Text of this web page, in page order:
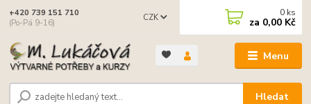
Menu
CZK
Hledat
+420 739 151 710
(Po-Pá 9-16)
0 ks
za 0,00 Kč